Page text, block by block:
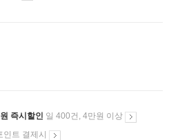
즉시할인 일 400건, 4만원 이상
인트 결제시